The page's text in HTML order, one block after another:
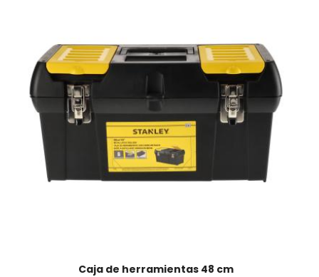
Caja de herramientas 48 cm